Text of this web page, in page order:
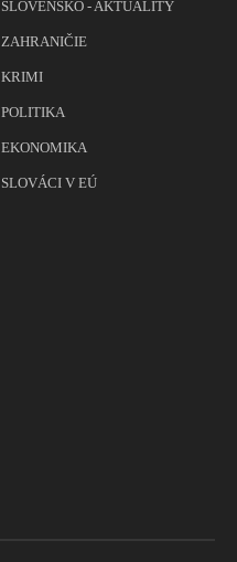
SLOVENSKO - AKTUALITY
ZAHRANIČIE
KRIMI
POLITIKA
EKONOMIKA
SLOVÁCI V EÚ